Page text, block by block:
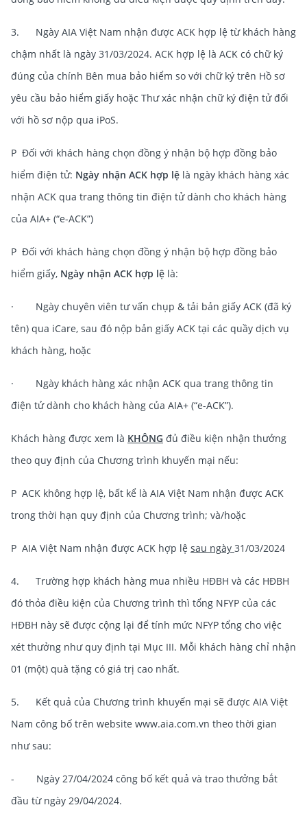
3. Ngày AIA Việt Nam nhận được ACK hợp lệ từ khách hàng
chậm nhất là ngày 31/03/2024. ACK hợp lệ là ACK có chữ ký
đúng của chính Bên mua bảo hiểm so với chữ ký trên Hồ sơ
yêu cầu bảo hiểm giấy hoặc Thư xác nhận chữ ký điện tử đối
với hồ sơ nộp qua iPoS.
P Đối với khách hàng chọn đồng ý nhận bộ hợp đồng bảo
hiểm điện tử: Ngày nhận ACK hợp lệ là ngày khách hàng xác
nhận ACK qua trang thông tin điện tử dành cho khách hàng
của AIA+ (“e-ACK”)
P Đối với khách hàng chọn đồng ý nhận bộ hợp đồng bảo
hiểm giấy, Ngày nhận ACK hợp lệ là:
· Ngày chuyên viên tư vấn chụp & tải bản giấy ACK (đã ký
tên) qua iCare, sau đó nộp bản giấy ACK tại các quầy dịch vụ
khách hàng, hoặc
· Ngày khách hàng xác nhận ACK qua trang thông tin
điện tử dành cho khách hàng của AIA+ (“e-ACK”).
Khách hàng được xem là KHÔNG đủ điều kiện nhận thưởng
theo quy định của Chương trình khuyến mại nếu:
P ACK không hợp lệ, bất kể là AIA Việt Nam nhận được ACK
trong thời hạn quy định của Chương trình; và/hoặc
P AIA Việt Nam nhận được ACK hợp lệ sau ngày 31/03/2024
4. Trường hợp khách hàng mua nhiều HĐBH và các HĐBH
đó thỏa điều kiện của Chương trình thì tổng NFYP của các
HĐBH này sẽ được cộng lại để tính mức NFYP tổng cho việc
xét thưởng như quy định tại Mục III. Mỗi khách hàng chỉ nhận
01 (một) quà tặng có giá trị cao nhất.
5. Kết quả của Chương trình khuyến mại sẽ được AIA Việt
Nam công bố trên website www.aia.com.vn theo thời gian
như sau:
- Ngày 27/04/2024 công bố kết quả và trao thưởng bắt
đầu từ ngày 29/04/2024.